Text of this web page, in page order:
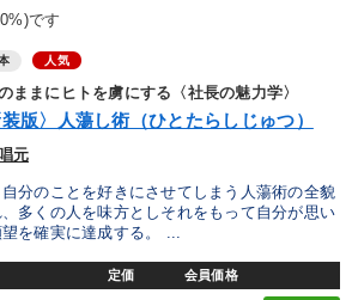
事業家のロマンと経営
です
人気
ままにヒトを虜にする〈社長の魅力学〉
装版〉人蕩し術（ひとたらしじゅつ）
元
のことを好きにさせてしまう人蕩術の全貌
多くの人を味方としそれをもって自分が思い
を確実に達成する。 ...
定価 会員価格